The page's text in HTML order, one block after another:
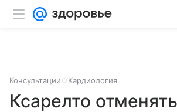
Консультации Кардиология
Ксарелто